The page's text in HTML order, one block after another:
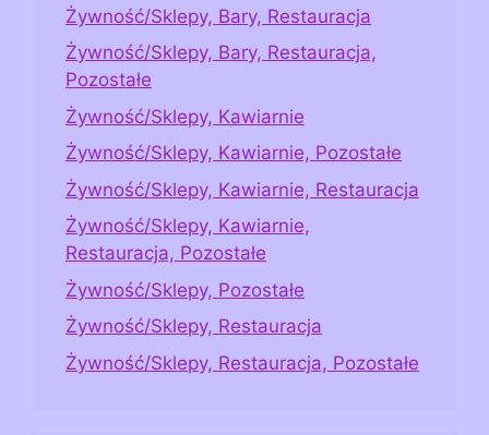
Żywność/Sklepy, Bary, Restauracja
Żywność/Sklepy, Bary, Restauracja,
Pozostałe
Żywność/Sklepy, Kawiarnie
Żywność/Sklepy, Kawiarnie, Pozostałe
Żywność/Sklepy, Kawiarnie, Restauracja
Żywność/Sklepy, Kawiarnie,
Restauracja, Pozostałe
Żywność/Sklepy, Pozostałe
Żywność/Sklepy, Restauracja
Żywność/Sklepy, Restauracja, Pozostałe